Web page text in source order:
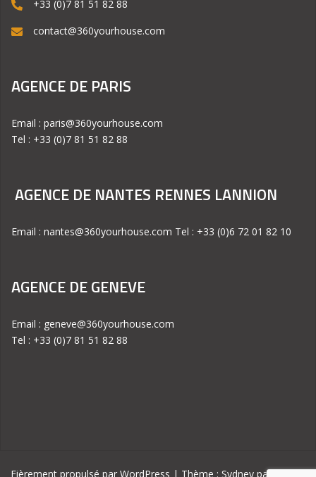
+33 (0)7 81 51 82 88
contact@360yourhouse.com
AGENCE DE PARIS
Email : paris@360yourhouse.com
Tel : +33 (0)7 81 51 82 88
AGENCE DE NANTES RENNES LANNION
Email : nantes@360yourhouse.com Tel : +33 (0)6 72 01 82 10
AGENCE DE GENEVE
Email : geneve@360yourhouse.com
Tel : +33 (0)7 81 51 82 88
Fièrement propulsé par WordPress | Thème : Sydney par